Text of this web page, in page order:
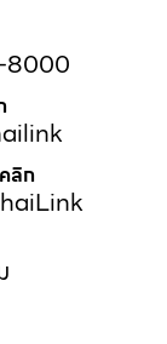
8000
ลิก